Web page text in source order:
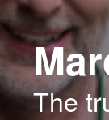
The